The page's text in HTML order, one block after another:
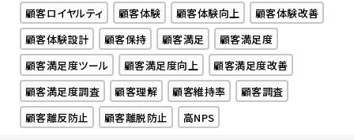
顧客ロイヤルティ
顧客体験 顧客体験向上
顧客体験改善
顧客体験設計
顧客保持 顧客満足
顧客満足度
顧客満足度ツール
顧客満足度向上
顧客満足度改善
顧客満足度調査
顧客理解 顧客維持率
顧客調査
顧客離反防止
顧客離脱防止 高NPS